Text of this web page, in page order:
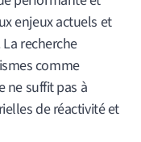
enjeux actuels et
recherche
comme
ne suffit pas à
de réactivité et